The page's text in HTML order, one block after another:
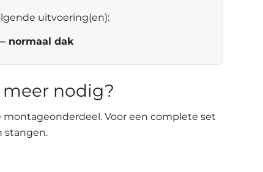
uitvoering(en):
normaal dak
nodig?
Voor een complete set
stangen.